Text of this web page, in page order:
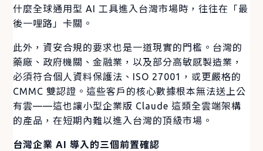
什麼全球通用型 AI 工具進入台灣市場時，往往在「最
後一哩路」卡關。
此外，資安合規的要求也是一道現實的門檻。台灣的
藥廠、政府機關、金融業，以及部分高敏感製造業，
必須符合個人資料保護法、ISO 27001，或更嚴格的
CMMC 雙認證。這些客戶的核心數據根本無法送上公
有雲——這也讓小型企業版 Claude 這類全雲端架構
的產品，在短期內難以進入台灣的頂級市場。
台灣企業 AI 導入的三個前置確認